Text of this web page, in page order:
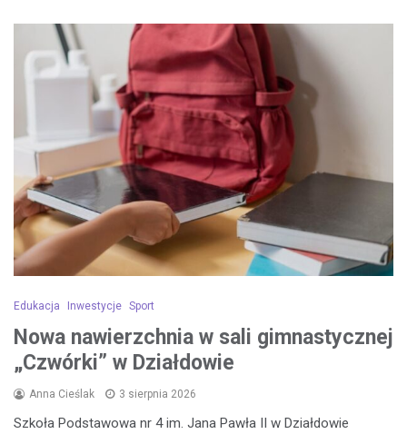
Edukacja Inwestycje Sport
Nowa nawierzchnia w sali gimnastycznej
„Czwórki” w Działdowie
Anna Cieślak 3 sierpnia 2026
Szkoła Podstawowa nr 4 im. Jana Pawła II w Działdowie